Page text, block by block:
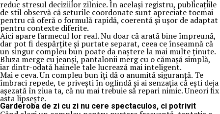
reduc stresul deciziilor zilnice. În același registru, publicațiile
de stil observă că seturile coordonate sunt apreciate tocmai
pentru că oferă o formulă rapidă, coerentă și ușor de adaptat
pentru contexte diferite.
Aici apare farmecul lor real. Nu doar că arată bine împreună,
dar pot fi despărțite și purtate separat, ceea ce înseamnă că
un singur compleu bun poate da naștere la mai multe ținute.
Bluza merge cu jeanși, pantalonii merg cu o cămașă simplă,
iar dintr-odată hainele tale lucrează mai inteligent.
Mai e ceva. Un compleu bun îți dă o anumită siguranță. Te
îmbraci repede, te privești în oglindă și ai senzația că ești deja
așezată în ziua ta, că nu mai trebuie să repari nimic. Uneori fix
asta lipsește.
Garderoba de zi cu zi nu cere spectaculos, ci potrivit